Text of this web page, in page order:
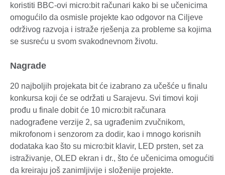
koristiti BBC-ovi micro:bit računari kako bi se učenicima
omogućilo da osmisle projekte kao odgovor na Ciljeve
održivog razvoja i istraže rješenja za probleme sa kojima
se susreću u svom svakodnevnom životu.
Nagrade
20 najboljih projekata bit će izabrano za učešće u finalu
konkursa koji će se održati u Sarajevu. Svi timovi koji
prođu u finale dobit će 10 micro:bit računara
nadograđene verzije 2, sa ugrađenim zvučnikom,
mikrofonom i senzorom za dodir, kao i mnogo korisnih
dodataka kao što su micro:bit klavir, LED prsten, set za
istraživanje, OLED ekran i dr., što će učenicima omogućiti
da kreiraju još zanimljivije i složenije projekte.